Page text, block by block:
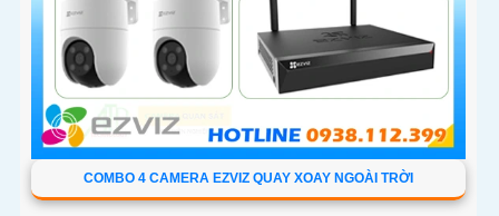
COMBO 4 CAMERA EZVIZ QUAY XOAY NGOÀI TRỜI